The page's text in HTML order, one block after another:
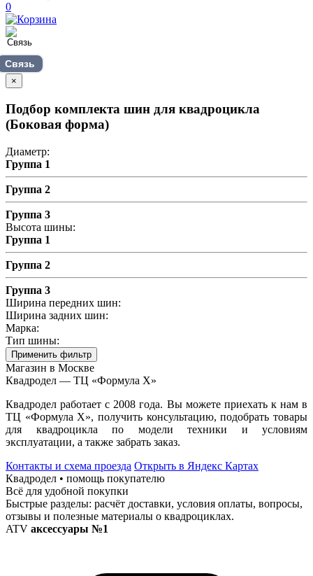
0
Связь
×
Подбор комплекта шин для квадроцикла
(Боковая форма)
Диаметр:
Группа 1
Группа 2
Группа 3
Высота шины:
Группа 1
Группа 2
Группа 3
Ширина передних шин:
Ширина задних шин:
Марка:
Тип шины:
Применить фильтр
Магазин в Москве
Квадродел — ТЦ «Формула Х»
Квадродел работает с 2008 года. Вы можете приехать к нам в
ТЦ «Формула Х», получить консультацию, подобрать товары
для квадроцикла по модели техники и условиям
эксплуатации, а также забрать заказ.
Контакты и схема проезда Открыть в Яндекс Картах
Квадродел • помощь покупателю
Всё для удобной покупки
Быстрые разделы: расчёт доставки, условия оплаты, вопросы,
отзывы и полезные материалы о квадроциклах.
ATV аксессуары №1